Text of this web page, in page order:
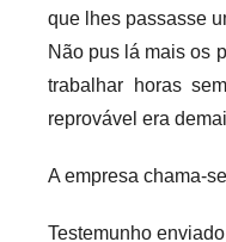
que lhes passasse
Não pus lá mais os
trabalhar horas
reprovável era
A empresa chama-se
Testemunho